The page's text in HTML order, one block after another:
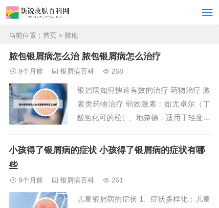
当前位置： 首页 > 脓疱
脓包银屑病怎么治 脓包银屑病怎么治疗
9个月前 银屑病百科 268
银屑病如何快速有效的治疗 药物治疗 激
素类药物治疗 弱效激素：如尤卓尔（丁
酸氢化可的松）、地奈德，适用于轻度或
素：如皮炎平、艾洛松、卤米松、氟轻
适用于重度或肥厚性银屑病。外用药物是
轻中度银屑病的...
小孩得了银屑病的症状 小孩得了银屑病的症状有哪
些
9个月前 银屑病百科 261
儿童银屑病的症状 1、症状多样化：儿童